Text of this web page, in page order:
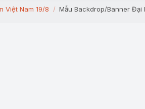
Việt Nam 19/8 Mẫu Backdrop/Banner Đại